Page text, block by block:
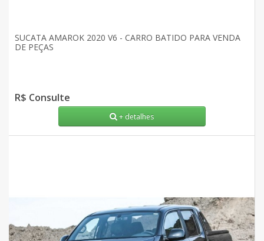
SUCATA AMAROK 2020 V6 - CARRO BATIDO PARA VENDA
DE PEÇAS
R$ Consulte
+ detalhes